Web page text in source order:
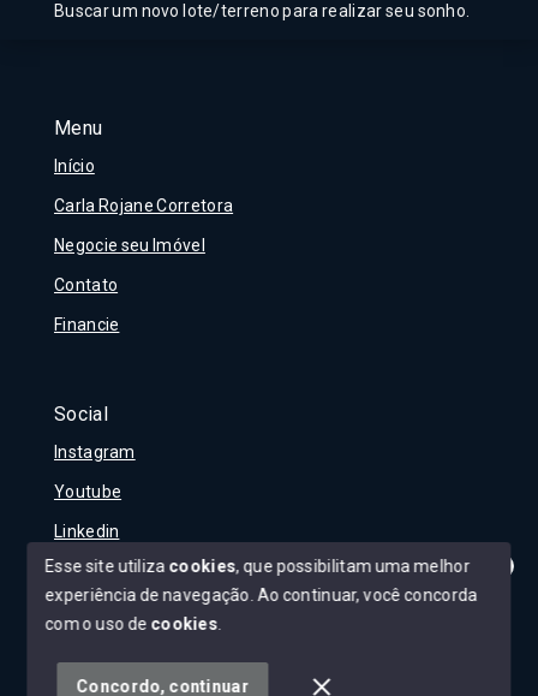
Olá! Tudo bem?
Menu
Início
Carla Rojane Corretora
Negocie seu Imóvel
Contato
Financie
Social
Instagram
Youtube
Linkedin
© Copyright 2026 - Carla Rojane - Todos os direitos
SITE PARA IMOBILIARIA
Buscar um novo lote/terreno para realizar seu sonho.
Esse site utiliza cookies, que possibilitam uma melhor
experiência de navegação. Ao continuar, você concorda
com o uso de cookies
Concordo, continuar